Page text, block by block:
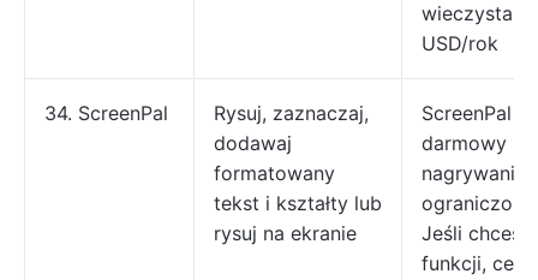
wieczysta:
USD/rok
34. ScreenPal
Rysuj, zaznaczaj,
dodawaj
formatowany
tekst i kształty lub
rysuj na ekranie
ScreenPal
darmowy
nagrywania
Jeśli
funkcji,